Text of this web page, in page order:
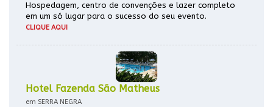
Hospedagem, centro de convenções e lazer completo
em um só lugar para o sucesso do seu evento.
CLIQUE AQUI
Hotel Fazenda São Matheus
em SERRA NEGRA